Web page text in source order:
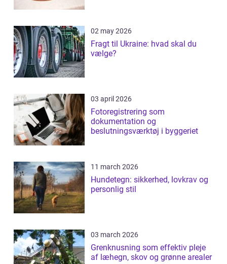
02 may 2026
Fragt til Ukraine: hvad skal du
vælge?
03 april 2026
Fotoregistrering som
dokumentation og
beslutningsværktøj i byggeriet
11 march 2026
Hundetegn: sikkerhed, lovkrav og
personlig stil
03 march 2026
Grenknusning som effektiv pleje
af læhegn, skov og grønne arealer